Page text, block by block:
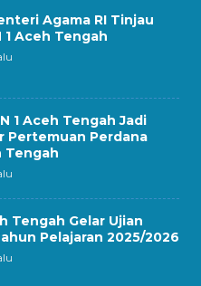
Agama RI Tinjau
1 Aceh Tengah
1 Aceh Tengah Jadi
Pertemuan Perdana
Tengah
Tengah Gelar Ujian
Pelajaran 2025/2026